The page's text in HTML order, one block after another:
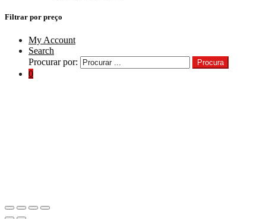
Filtrar por preço
My Account
Search
Procurar por:
Procura
0